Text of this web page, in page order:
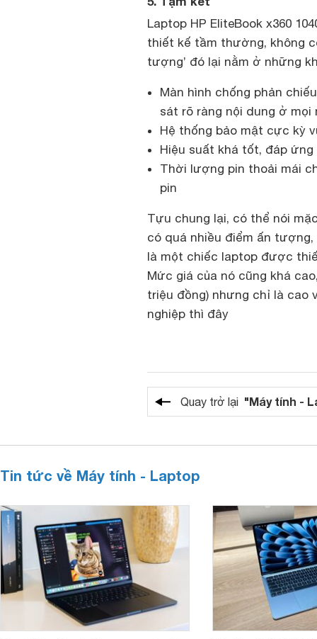
Laptop HP EliteBook x360
thiết kế tầm thường, không
tượng’ đó lại nằm ở những
Màn hình chống phản
sát rõ ràng nội dung ở
Hệ thống bảo mật cực kỳ
Hiệu suất khá tốt, đáp
Thời lượng pin thoải mái
pin
Tựu chung lại, có thể nói
có quá nhiều điểm ấn
là một chiếc laptop được
Mức giá của nó cũng khá
triệu đồng) nhưng chỉ là cao
nghiệp thì đây
Quay trở lại "Máy tính -
Tin tức về Máy tính - Laptop